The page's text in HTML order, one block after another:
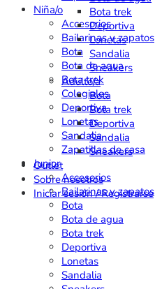
Niña/o
Accesorios
Bailarinas y zapatos
Bota
Bota de agua
Bota trek
Colegiales
Deportiva
Lonetas
Sandalia
Zapatillas de casa
Junior
Accesorios
Bailarinas y zapatos
Bota
Bota de agua
Bota trek
Deportiva
Lonetas
Sandalia
Bota trek
Deportiva
Lonetas
Sandalia
Sneakers
Adulto/a
Bota
Bota trek
Deportiva
Sandalia
Sneakers
Outlet
Sobre nosotros
Iniciar sesión / Registrarse